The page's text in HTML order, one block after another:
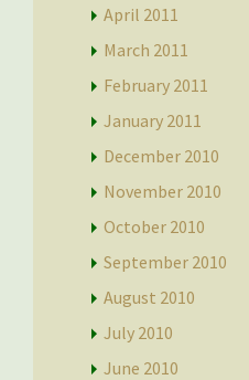
April 2011
March 2011
February 2011
January 2011
December 2010
November 2010
October 2010
September 2010
August 2010
July 2010
June 2010